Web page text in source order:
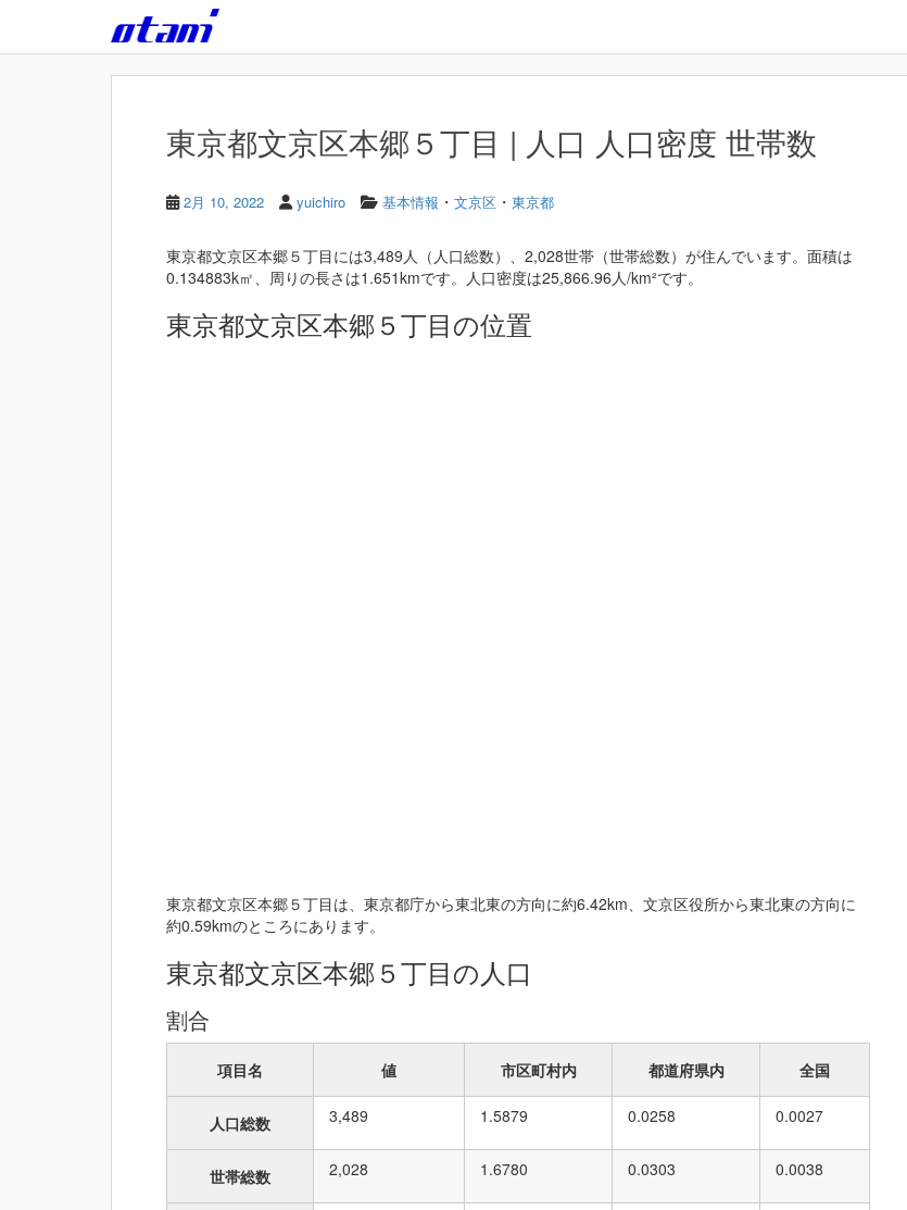
東京都文京区本郷５丁目 | 人口 人口密度 世帯数
2月 10, 2022 yuichiro 基本情報 ・ 文京区 ・ 東京都
東京都文京区本郷５丁目には3,489人（人口総数）、2,028世帯（世帯総数）が住んでいます。面積は
0.134883k㎡、周りの長さは1.651kmです。人口密度は25,866.96人/km²です。
東京都文京区本郷５丁目の位置
東京都文京区本郷５丁目は、東京都庁から東北東の方向に約6.42km、文京区役所から東北東の方向に
約0.59kmのところにあります。
東京都文京区本郷５丁目の人口
割合
項目名 値 市区町村内 都道府県内 全国
人口総数 3,489 1.5879 0.0258 0.0027
世帯総数 2,028 1.6780 0.0303 0.0038